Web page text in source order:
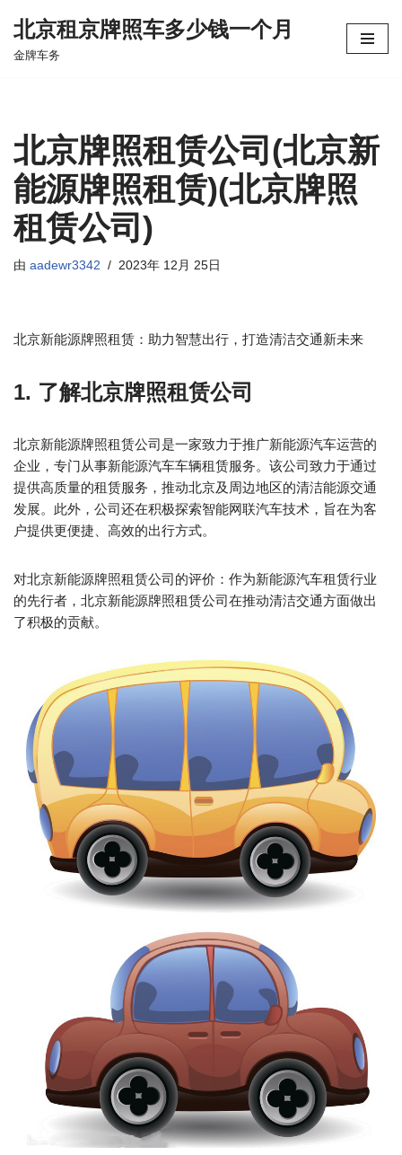
跳
北京租京牌照车多少钱一个月
金牌车务
北京牌照租赁公司(北京新
能源牌照租赁)(北京牌照
租赁公司)
由 aadewr3342 2023年 12月 25日
北京新能源牌照租赁：助力智慧出行，打造清洁交通新未来
1. 了解北京牌照租赁公司
北京新能源牌照租赁公司是一家致力于推广新能源汽车运营的
企业，专门从事新能源汽车车辆租赁服务。该公司致力于通过
提供高质量的租赁服务，推动北京及周边地区的清洁能源交通
发展。此外，公司还在积极探索智能网联汽车技术，旨在为客
户提供更便捷、高效的出行方式。
对北京新能源牌照租赁公司的评价：作为新能源汽车租赁行业
的先行者，北京新能源牌照租赁公司在推动清洁交通方面做出
了积极的贡献。